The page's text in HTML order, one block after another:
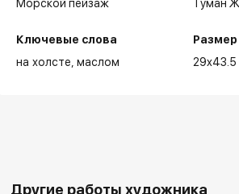
Морской пейзаж
Ключевые слова
на холсте маслом
Туман
Размер
29x43.5
Другие работы художника